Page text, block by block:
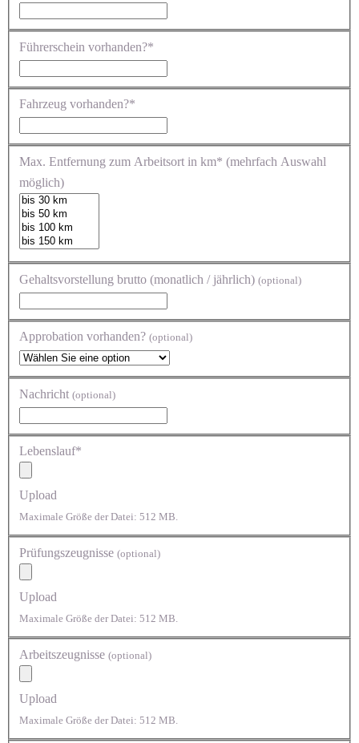
Führerschein vorhanden?*
Fahrzeug vorhanden?*
Max. Entfernung zum Arbeitsort in km* (mehrfach Auswahl
möglich)
Gehaltsvorstellung brutto (monatlich / jährlich) (optional)
Approbation vorhanden? (optional)
Nachricht (optional)
Lebenslauf*
Upload
Maximale Größe der Datei: 512 MB.
Prüfungszeugnisse (optional)
Upload
Maximale Größe der Datei: 512 MB.
Arbeitszeugnisse (optional)
Upload
Maximale Größe der Datei: 512 MB.